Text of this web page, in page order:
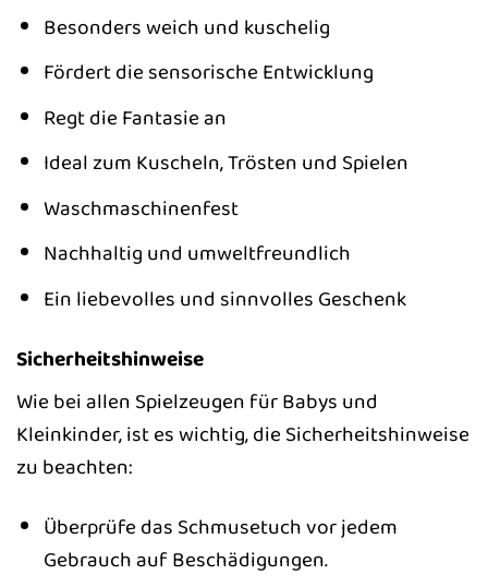
Besonders weich und kuschelig
Fördert die sensorische Entwicklung
Regt die Fantasie an
Ideal zum Kuscheln, Trösten und Spielen
Waschmaschinenfest
Nachhaltig und umweltfreundlich
Ein liebevolles und sinnvolles Geschenk
Sicherheitshinweise
Wie bei allen Spielzeugen für Babys und
Kleinkinder, ist es wichtig, die Sicherheitshinweise
zu beachten:
Überprüfe das Schmusetuch vor jedem
Gebrauch auf Beschädigungen.